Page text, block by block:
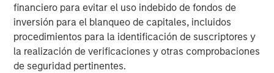
financiero para evitar el uso indebido de fondos de
inversión para el blanqueo de capitales, incluidos
procedimientos para la identificación de suscriptores y
la realización de verificaciones y otras comprobaciones
de seguridad pertinentes.
ARTÍCULO